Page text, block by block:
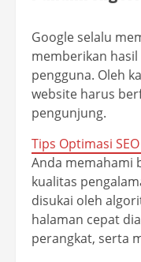
Google selalu
memberikan
pengguna. Oleh
website harus
pengunjung.
Tips Optimasi
Anda memahami
kualitas
disukai oleh
halaman cepat
perangkat, serta